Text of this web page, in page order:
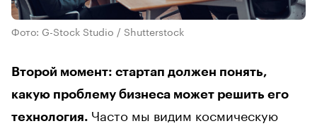
Фото: G-Stock Studio / Shutterstock
Второй момент: стартап должен понять,
какую проблему бизнеса может решить его
технология. Часто мы видим космическую